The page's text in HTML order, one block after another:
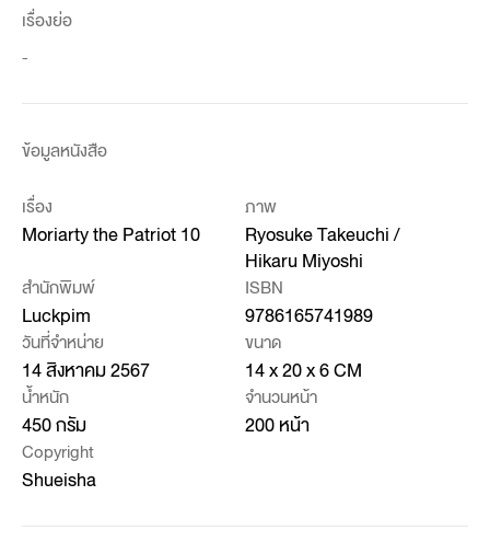
เรื่องย่อ
-
ข้อมูลหนังสือ
เรื่อง
Moriarty the Patriot 10
ภาพ
Ryosuke Takeuchi /
Hikaru Miyoshi
สำนักพิมพ์
Luckpim
ISBN
9786165741989
วันที่จำหน่าย
14 สิงหาคม 2567
ขนาด
14 x 20 x 6 CM
น้ำหนัก
450 กรัม
จำนวนหน้า
200 หน้า
Copyright
Shueisha